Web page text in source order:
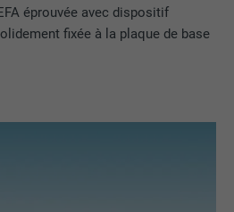
éprouvée avec dispositif
fixée à la plaque de base